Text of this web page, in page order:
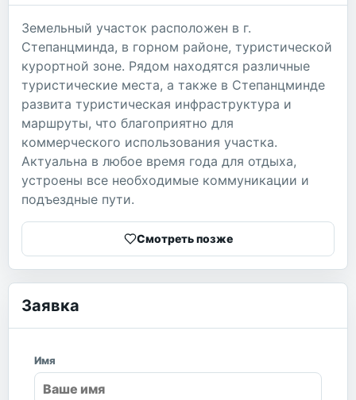
Земельный участок расположен в г.
Степанцминда, в горном районе, туристической
курортной зоне. Рядом находятся различные
туристические места, а также в Степанцминде
развита туристическая инфраструктура и
маршруты, что благоприятно для
коммерческого использования участка.
Актуальна в любое время года для отдыха,
устроены все необходимые коммуникации и
подъездные пути.
Смотреть позже
Заявка
Имя